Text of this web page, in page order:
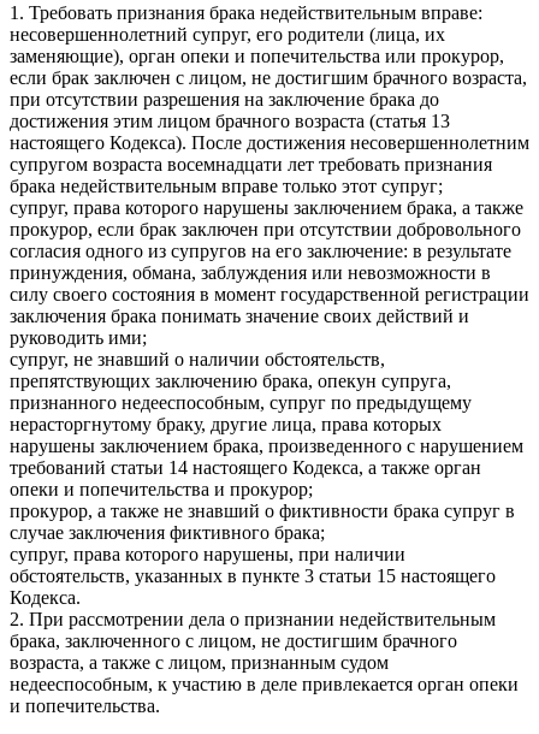
1. Требовать признания брака недействительным вправе:
несовершеннолетний супруг, его родители (лица, их
заменяющие), орган опеки и попечительства или прокурор,
если брак заключен с лицом, не достигшим брачного возраста,
при отсутствии разрешения на заключение брака до
достижения этим лицом брачного возраста (статья 13
настоящего Кодекса). После достижения несовершеннолетним
супругом возраста восемнадцати лет требовать признания
брака недействительным вправе только этот супруг;
супруг, права которого нарушены заключением брака, а также
прокурор, если брак заключен при отсутствии добровольного
согласия одного из супругов на его заключение: в результате
принуждения, обмана, заблуждения или невозможности в
силу своего состояния в момент государственной регистрации
заключения брака понимать значение своих действий и
руководить ими;
супруг, не знавший о наличии обстоятельств,
препятствующих заключению брака, опекун супруга,
признанного недееспособным, супруг по предыдущему
нерасторгнутому браку, другие лица, права которых
нарушены заключением брака, произведенного с нарушением
требований статьи 14 настоящего Кодекса, а также орган
опеки и попечительства и прокурор;
прокурор, а также не знавший о фиктивности брака супруг в
случае заключения фиктивного брака;
супруг, права которого нарушены, при наличии
обстоятельств, указанных в пункте 3 статьи 15 настоящего
Кодекса.
2. При рассмотрении дела о признании недействительным
брака, заключенного с лицом, не достигшим брачного
возраста, а также с лицом, признанным судом
недееспособным, к участию в деле привлекается орган опеки
и попечительства.